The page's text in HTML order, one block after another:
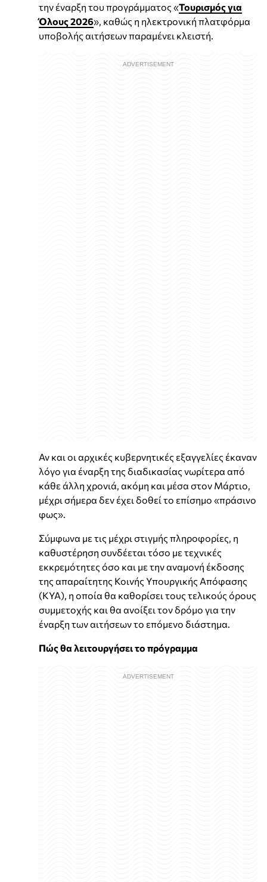
την έναρξη του προγράμματος «Τουρισμός για
Όλους 2026», καθώς η ηλεκτρονική πλατφόρμα
υποβολής αιτήσεων παραμένει κλειστή.
Αν και οι αρχικές κυβερνητικές εξαγγελίες έκαναν
λόγο για έναρξη της διαδικασίας νωρίτερα από
κάθε άλλη χρονιά, ακόμη και μέσα στον Μάρτιο,
μέχρι σήμερα δεν έχει δοθεί το επίσημο «πράσινο
φως».
Σύμφωνα με τις μέχρι στιγμής πληροφορίες, η
καθυστέρηση συνδέεται τόσο με τεχνικές
εκκρεμότητες όσο και με την αναμονή έκδοσης
της απαραίτητης Κοινής Υπουργικής Απόφασης
(ΚΥΑ), η οποία θα καθορίσει τους τελικούς όρους
συμμετοχής και θα ανοίξει τον δρόμο για την
έναρξη των αιτήσεων το επόμενο διάστημα.
Πώς θα λειτουργήσει το πρόγραμμα